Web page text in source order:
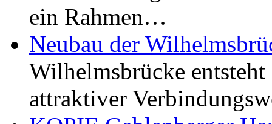
ein Rahmen…
Neubau der
Wilhelmsbrücke
attraktiver